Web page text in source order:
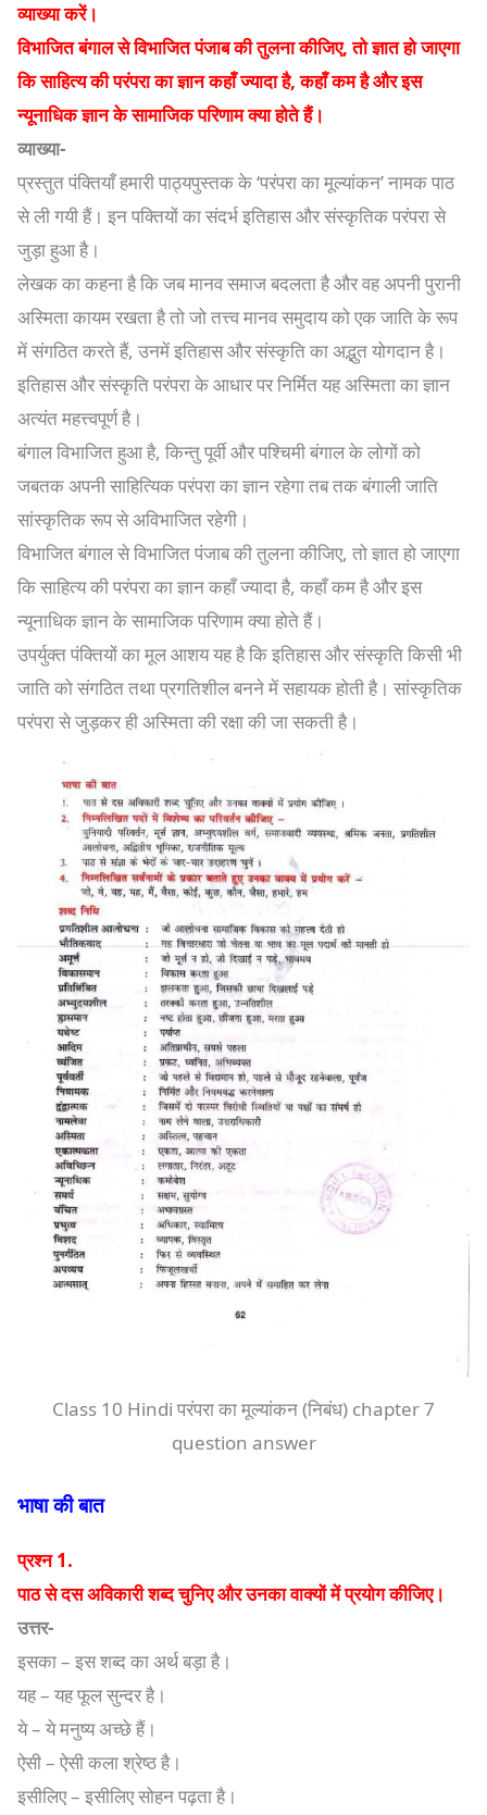
व्याख्या करें।
विभाजित बंगाल से विभाजित पंजाब की तुलना कीजिए, तो ज्ञात हो जाएगा
कि साहित्य की परंपरा का ज्ञान कहाँ ज्यादा है, कहाँ कम है और इस
न्यूनाधिक ज्ञान के सामाजिक परिणाम क्या होते हैं।
व्याख्या-
प्रस्तुत पंक्तियाँ हमारी पाठ्यपुस्तक के ‘परंपरा का मूल्यांकन’ नामक पाठ
से ली गयी हैं। इन पक्तियों का संदर्भ इतिहास और संस्कृतिक परंपरा से
जुड़ा हुआ है।
लेखक का कहना है कि जब मानव समाज बदलता है और वह अपनी पुरानी
अस्मिता कायम रखता है तो जो तत्त्व मानव समुदाय को एक जाति के रूप
में संगठित करते हैं, उनमें इतिहास और संस्कृति का अद्भुत योगदान है।
इतिहास और संस्कृति परंपरा के आधार पर निर्मित यह अस्मिता का ज्ञान
अत्यंत महत्त्वपूर्ण है।
बंगाल विभाजित हुआ है, किन्तु पूर्वी और पश्चिमी बंगाल के लोगों को
जबतक अपनी साहित्यिक परंपरा का ज्ञान रहेगा तब तक बंगाली जाति
सांस्कृतिक रूप से अविभाजित रहेगी।
विभाजित बंगाल से विभाजित पंजाब की तुलना कीजिए, तो ज्ञात हो जाएगा
कि साहित्य की परंपरा का ज्ञान कहाँ ज्यादा है, कहाँ कम है और इस
न्यूनाधिक ज्ञान के सामाजिक परिणाम क्या होते हैं।
उपर्युक्त पंक्तियों का मूल आशय यह है कि इतिहास और संस्कृति किसी भी
जाति को संगठित तथा प्रगतिशील बनने में सहायक होती है। सांस्कृतिक
परंपरा से जुड़कर ही अस्मिता की रक्षा की जा सकती है।
Class 10 Hindi परंपरा का मूल्यांकन (निबंध) chapter 7
question answer
भाषा की बात
प्रश्न 1.
पाठ से दस अविकारी शब्द चुनिए और उनका वाक्यों में प्रयोग कीजिए।
उत्तर-
इसका – इस शब्द का अर्थ बड़ा है।
यह – यह फूल सुन्दर है।
ये – ये मनुष्य अच्छे हैं।
ऐसी – ऐसी कला श्रेष्ठ है।
इसीलिए – इसीलिए सोहन पढ़ता है।